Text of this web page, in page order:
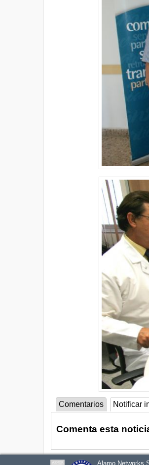
Comentarios Notificar
Comenta esta
Alamo Networks